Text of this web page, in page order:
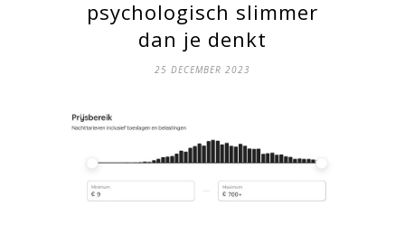
psychologisch slimmer
dan je denkt
25 DECEMBER 2023